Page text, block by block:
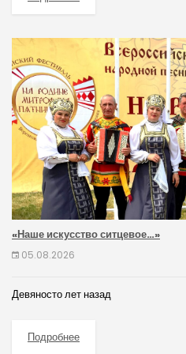
«Наше искусство ситцевое…»
05.08.2026
Девяносто лет назад
Подробнее